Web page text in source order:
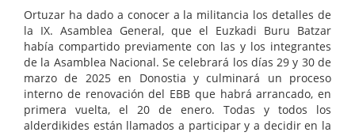
Ortuzar ha dado a conocer a la militancia los detalles de
la IX. Asamblea General, que el Euzkadi Buru Batzar
había compartido previamente con las y los integrantes
de la Asamblea Nacional. Se celebrará los días 29 y 30 de
marzo de 2025 en Donostia y culminará un proceso
interno de renovación del EBB que habrá arrancado, en
primera vuelta, el 20 de enero. Todas y todos los
alderdikides están llamados a participar y a decidir en la